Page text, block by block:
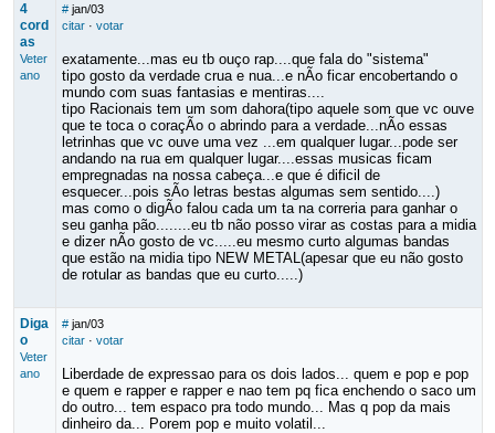
4
cord
as
Veter
ano
# jan/03
citar· votar
exatamente...mas eu tb ouço rap....que fala do "sistema"
tipo gosto da verdade crua e nua...e nÃo ficar encobertando o
mundo com suas fantasias e mentiras....
tipo Racionais tem um som dahora(tipo aquele som que vc ouve
que te toca o coraçÃo o abrindo para a verdade...nÃo essas
letrinhas que vc ouve uma vez ...em qualquer lugar...pode ser
andando na rua em qualquer lugar....essas musicas ficam
empregnadas na nossa cabeça...e que é dificil de
esquecer...pois sÃo letras bestas algumas sem sentido....)
mas como o digÃo falou cada um ta na correria para ganhar o
seu ganha pão........eu tb não posso virar as costas para a midia
e dizer nÃo gosto de vc.....eu mesmo curto algumas bandas
que estão na midia tipo NEW METAL(apesar que eu não gosto
de rotular as bandas que eu curto.....)
Diga
o
Veter
ano
# jan/03
citar· votar
Liberdade de expressao para os dois lados... quem e pop e pop
e quem e rapper e rapper e nao tem pq fica enchendo o saco um
do outro... tem espaco pra todo mundo... Mas q pop da mais
dinheiro da... Porem pop e muito volatil...